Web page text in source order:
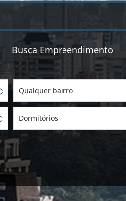
Busca Empreendimento
Qualquer bairro
Dormitórios